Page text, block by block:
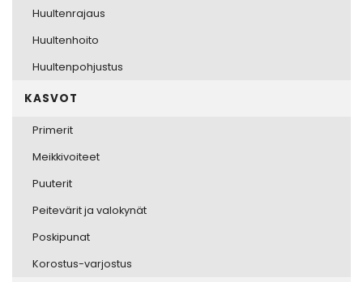
Huultenrajaus
Huultenhoito
Huultenpohjustus
KASVOT
Primerit
Meikkivoiteet
Puuterit
Peitevärit ja valokynät
Poskipunat
Korostus-varjostus